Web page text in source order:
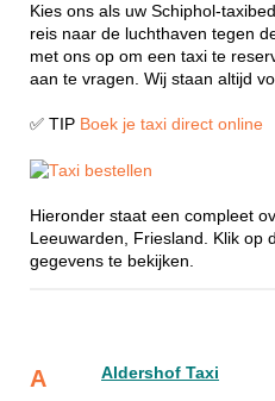
Kies ons als uw Schiphol-
reis naar de luchthaven tegen
met ons op om een taxi te
aan te vragen. Wij staan altijd
✅ TIP Boek je taxi direct online
Hieronder staat een compleet
Leeuwarden, Friesland. Klik op
gegevens te bekijken.
A Aldershof Taxi